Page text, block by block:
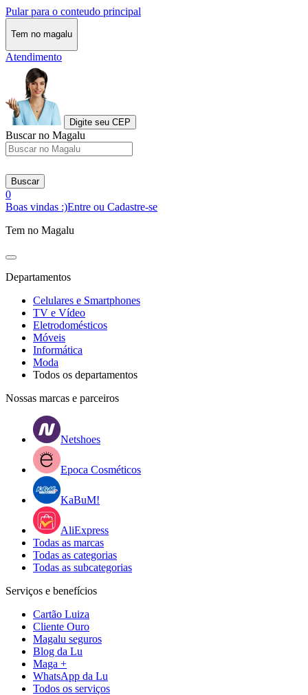
Pular para o conteudo principal
Tem no magalu
Atendimento
Digite seu CEP
Buscar no Magalu
Buscar
0
Boas vindas :)Entre ou Cadastre-se
Tem no Magalu
Departamentos
Celulares e Smartphones
TV e Vídeo
Eletrodomésticos
Móveis
Informática
Moda
Todos os departamentos
Nossas marcas e parceiros
Netshoes
Epoca Cosméticos
KaBuM!
AliExpress
Todas as marcas
Todas as categorias
Todas as subcategorias
Serviços e benefícios
Cartão Luiza
Cliente Ouro
Magalu seguros
Blog da Lu
Maga +
WhatsApp da Lu
Todos os serviços